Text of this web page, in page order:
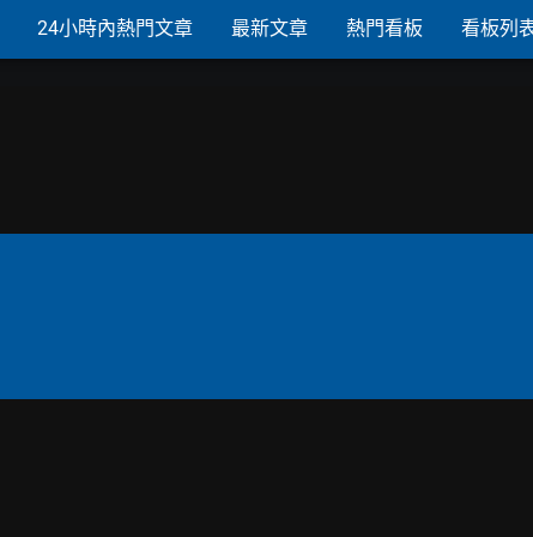
24小時內熱門文章 最新文章 熱門看板 看板列